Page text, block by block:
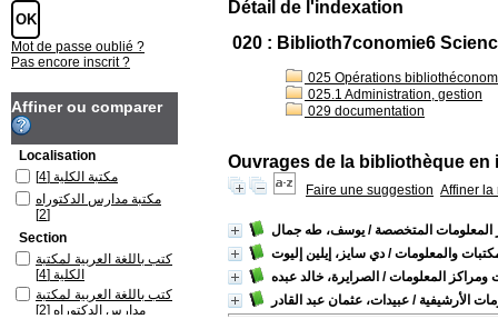
Détail de l'indexation
020 : Biblioth7conomie6
025 Opérations
025.1 Administration, gestion
029 documentation
Ouvrages de la bibliothèque en
Faire une suggestion Affiner la
المعلومات المتخصصة / يوسف، طه جمال
والمعلومات/ دي سايز، إيلين إليوت
ومراكز المعلومات/ الصرايرة، خالد عبده
الأرشيفية / عبيدات، عثمان عبد القادر
Mot de passe oublié ?
Pas encore inscrit ?
Affiner ou comparer
Localisation
مكتبة الكلية [4]
مكتبة مدارس الدكتوراه
[2]
Section
كتب باللغة العربية لمكتبة
الكلية [4]
كتب باللغة العربية لمكتبة
مدارس الدكتوراه [2]